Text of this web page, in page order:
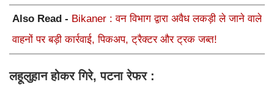
Also Read - Bikaner : वन विभाग द्वारा अवैध लकड़ी ले जाने वाले
वाहनों पर बड़ी कार्रवाई, पिकअप, ट्रैक्टर और ट्रक जब्त!
लहूलुहान होकर गिरे, पटना रेफर :